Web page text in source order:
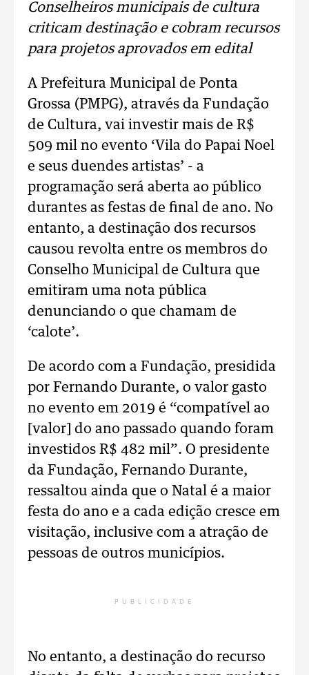
Conselheiros municipais de cultura
criticam destinação e cobram recursos
para projetos aprovados em edital
A Prefeitura Municipal de Ponta
Grossa (PMPG), através da Fundação
de Cultura, vai investir mais de R$
509 mil no evento ‘Vila do Papai Noel
e seus duendes artistas’ - a
programação será aberta ao público
durantes as festas de final de ano. No
entanto, a destinação dos recursos
causou revolta entre os membros do
Conselho Municipal de Cultura que
emitiram uma nota pública
denunciando o que chamam de
‘calote’.
De acordo com a Fundação, presidida
por Fernando Durante, o valor gasto
no evento em 2019 é “compatível ao
[valor] do ano passado quando foram
investidos R$ 482 mil”. O presidente
da Fundação, Fernando Durante,
ressaltou ainda que o Natal é a maior
festa do ano e a cada edição cresce em
visitação, inclusive com a atração de
pessoas de outros municípios.
PUBLICIDADE
No entanto, a destinação do recurso